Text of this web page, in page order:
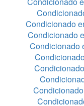
Condicionado
Condicionado
Condicionado